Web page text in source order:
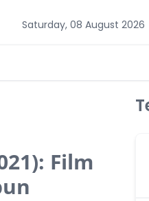
Saturday, 08 August 2026
Film